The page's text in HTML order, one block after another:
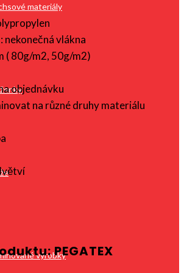
materiály
výrobky
nekonečná vlákna
( 80g/m2, 50g/m2)
objednávku
na různé druhy materiálu
PEGATEX